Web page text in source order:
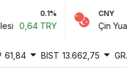
0,64 TRY
CNY
Çin Yuanı
61,84 BIST 13.662,75